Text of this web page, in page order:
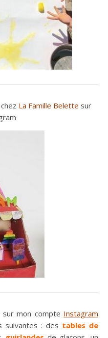
chez La Famille Belette sur
mon compte Instagram
suivantes : des tables de